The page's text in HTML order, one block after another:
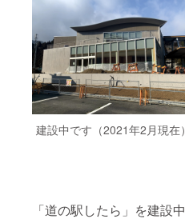
建設中です（2021年2月現在）
「道の駅したら」を建設中